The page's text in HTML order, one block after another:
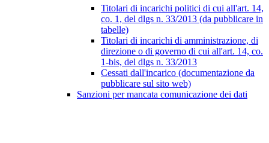
Titolari di incarichi politici di cui all'art. 14,
co. 1, del dlgs n. 33/2013 (da pubblicare in
tabelle)
Titolari di incarichi di amministrazione, di
direzione o di governo di cui all'art. 14, co.
1-bis, del dlgs n. 33/2013
Cessati dall'incarico (documentazione da
pubblicare sul sito web)
Sanzioni per mancata comunicazione dei dati